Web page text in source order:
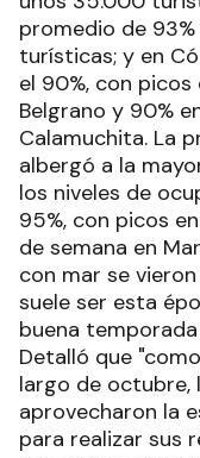
promedio de
turísticas; y en
el 90%, con picos
Belgrano y 90%
Calamuchita. La
albergó a la
los niveles de
95%, con picos
de semana en
con mar se
suele ser esta
buena
Detalló que
largo de octubre,
aprovecharon la
para realizar sus